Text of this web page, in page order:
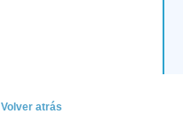
Volver atrás